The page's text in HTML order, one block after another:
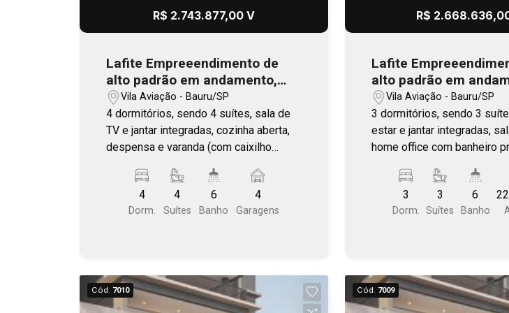
R$ 2.743.877,00 V
Lafite Empreeendimento de
alto padrão em andamento,
com previsão de entrega no
final 2026
Vila Aviação - Bauru/SP
4 dormitórios, sendo 4 suítes, sala de
TV e jantar integradas, cozinha aberta,
despensa e varanda (com caixilho
com living ampliado, ilha e varanda
gourmet. Localização estratégica, com
fácil acesso as principais vias de
4
Dorm.
4
Suítes
6
Banho
4
Garagens
R$
Lafite
alto padrão em
com previsão de
final 2026
Vila Aviação - Bauru/SP
3 dormitórios, sendo 3
estar e jantar integradas,
home office com banheiro
(com caixilhos
comum completa. Plantas
ampliado, ilha e varanda
3
Dorm.
3
Suítes
6
Banho
Cód. 7010 Cód. 7009